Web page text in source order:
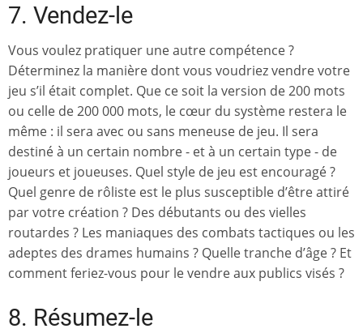
7. Vendez-le
Vous voulez pratiquer une autre compétence ?
Déterminez la manière dont vous voudriez vendre votre
jeu s’il était complet. Que ce soit la version de 200 mots
ou celle de 200 000 mots, le cœur du système restera le
même : il sera avec ou sans meneuse de jeu. Il sera
destiné à un certain nombre - et à un certain type - de
joueurs et joueuses. Quel style de jeu est encouragé ?
Quel genre de rôliste est le plus susceptible d’être attiré
par votre création ? Des débutants ou des vielles
routardes ? Les maniaques des combats tactiques ou les
adeptes des drames humains ? Quelle tranche d’âge ? Et
comment feriez-vous pour le vendre aux publics visés ?
8. Résumez-le